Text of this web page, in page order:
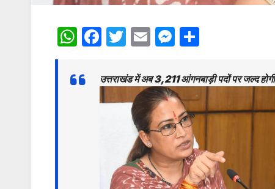
W
at
F
c
e
k
T
itt
er
E
ai
l
M
s
s
e
n
g
er
ar
e
उत्तराखंड में अब 3,211 आंगनबाड़ी पदों पर जल्द